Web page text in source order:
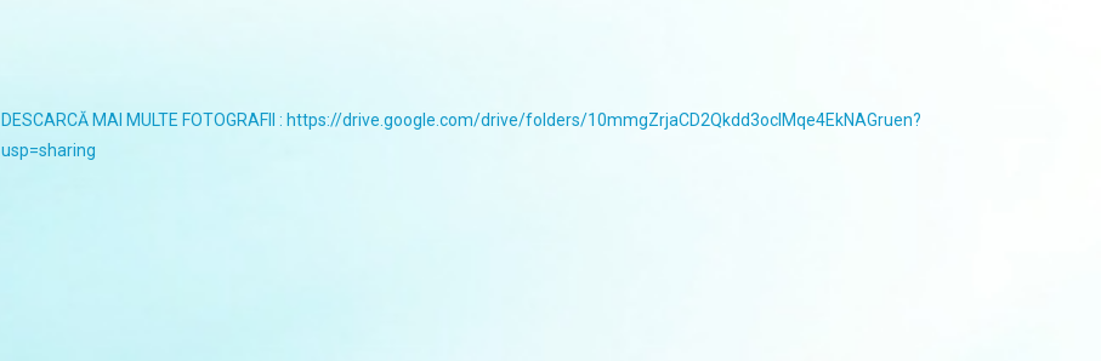
DESCARCĂ MAI MULTE FOTOGRAFII : https://drive.google.com/drive/folders/10mmgZrjaCD2Qkdd3ocIMqe4EkNAGruen?
usp=sharing